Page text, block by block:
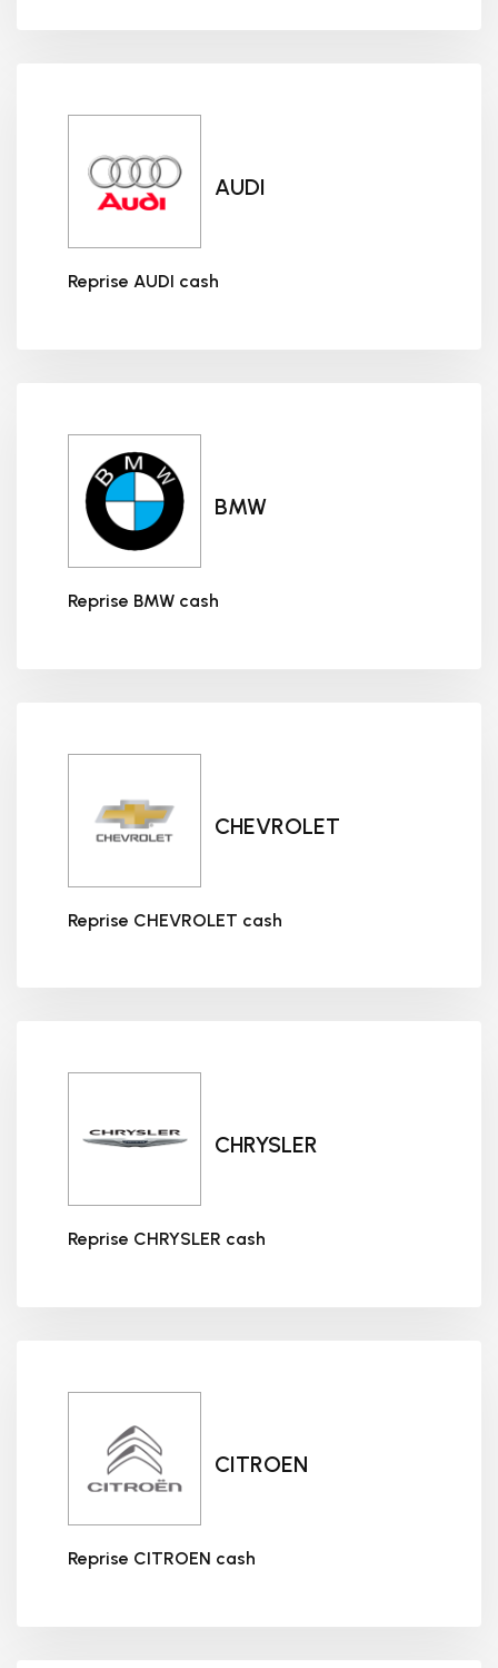
AUDI
Reprise AUDI cash
BMW
Reprise BMW cash
CHEVROLET
Reprise CHEVROLET cash
CHRYSLER
Reprise CHRYSLER cash
CITROEN
Reprise CITROEN cash